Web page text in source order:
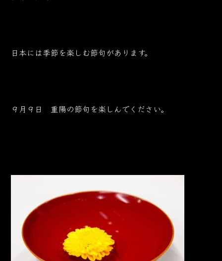
日本には季節を楽しむ節句があります。
９月９日 重陽の節句を楽しんでください。